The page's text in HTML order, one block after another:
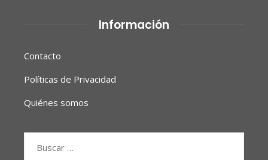
Información
Contacto
Políticas de Privacidad
Quiénes somos